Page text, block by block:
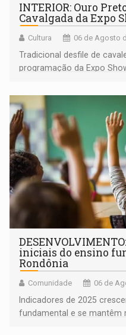
INTERIOR: Ouro
Cavalgada da Expo
Cultura 06 de Agosto
Tradicional desfile de
programação da Expo
iniciais do ensino
Rondônia
Comunidade 06 de
Indicadores de 2025
fundamental e se mantêm